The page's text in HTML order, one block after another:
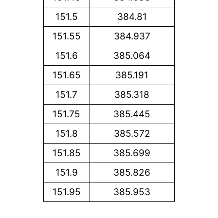
151.5
384.81
151.55
384.937
151.6
385.064
151.65
385.191
151.7
385.318
151.75
385.445
151.8
385.572
151.85
385.699
151.9
385.826
151.95
385.953